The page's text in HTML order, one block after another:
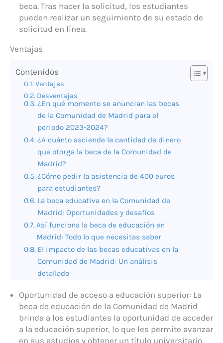
beca. Tras hacer la solicitud, los estudiantes
pueden realizar un seguimiento de su estado de
solicitud en línea.
Ventajas
Contenidos
Ventajas
Desventajas
¿En qué momento se anuncian las becas
de la Comunidad de Madrid para el
periodo 2023-2024?
¿A cuánto asciende la cantidad de dinero
que otorga la beca de la Comunidad de
Madrid?
¿Cómo pedir la asistencia de 400 euros
para estudiantes?
La beca educativa en la Comunidad de
Madrid: Oportunidades y desafíos
Así funciona la beca de educación en
Madrid: Todo lo que necesitas saber
El impacto de las becas educativas en la
Comunidad de Madrid: Un análisis
detallado
Oportunidad de acceso a educación superior: La
beca de educación de la Comunidad de Madrid
brinda a los estudiantes la oportunidad de acceder
a la educación superior, lo que les permite avanzar
en sus estudios y obtener un título universitario.